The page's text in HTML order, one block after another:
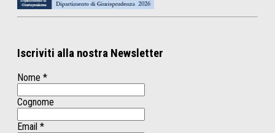
Iscriviti alla nostra Newsletter
Nome *
Cognome
Email *